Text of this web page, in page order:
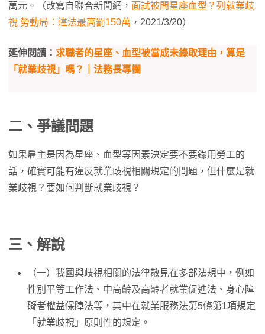
萬元。（改寫自聯合新聞網， 面試被問星座血型？列就業歧
視 勞動局：違法最高罰150萬 ，2021/3/20）
延伸閱讀： 求職者的星座、血型被當成未錄取理由，算是
「就業歧視」嗎？｜法務長專欄
二、爭議問題
如果雇主是因為星座、血型等因素決定要不要錄用勞工的
話，確實可能有違反就業歧視相關規定的問題，但什麼是就
業歧視？要如何判斷就業歧視？
三、解說
（一）我國與歧視相關的法律散見在多部法規中，例如
性別平等工作法、中高齡及高齡者就業促進法、身心障
礙者權益保障法等，其中在就業服務法第5條第1項規定
「就業歧視」原則性的規定。